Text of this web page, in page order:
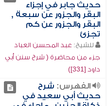
حديث جابر في إجزاء
البقر والجزور عن سبعة ,
البقر والجزور عن كم
تجزئ
للشيخ: عبد المحسن العباد
جزء من محاضرة ( شرح سنن أبي
داود [331])
الفهرس: شرح
حديث أبي سعيد في